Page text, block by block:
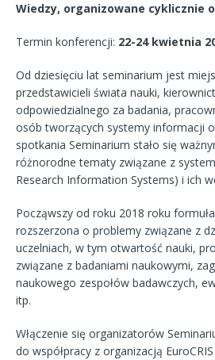
Wiedzy, organizowane cyklicznie
Termin konferencji: 22-24 kwietnia
Od dziesięciu lat seminarium jest
przedstawicieli świata nauki,
odpowiedzialnego za badania,
osób tworzących systemy informacji
spotkania Seminarium stało się
różnorodne tematy związane z
Research Information Systems) i ich
Począwszy od roku 2018 roku
rozszerzona o problemy związane z
uczelniach, w tym otwartość nauki,
związane z badaniami naukowymi,
naukowego zespołów badawczych,
itp.
Włączenie się organizatorów
do współpracy z organizacją